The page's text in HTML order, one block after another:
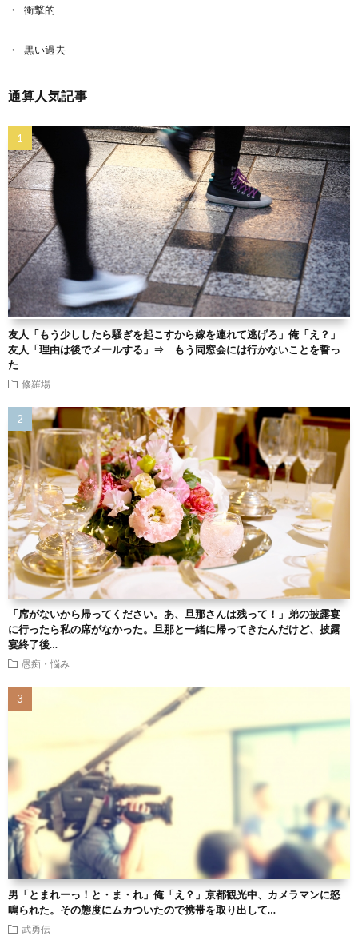
衝撃的
黒い過去
通算人気記事
友人「もう少ししたら騒ぎを起こすから嫁を連れて逃げろ」俺「え？」
友人「理由は後でメールする」⇒ もう同窓会には行かないことを誓っ
た
修羅場
「席がないから帰ってください。あ、旦那さんは残って！」弟の披露宴
に行ったら私の席がなかった。旦那と一緒に帰ってきたんだけど、披露
宴終了後…
愚痴・悩み
男「とまれーっ！と・ま・れ」俺「え？」京都観光中、カメラマンに怒
鳴られた。その態度にムカついたので携帯を取り出して…
武勇伝